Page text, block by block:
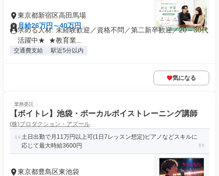
東京都新宿区高田馬場
月給26万円～40万円
求める人材: 未経験歓迎／資格不問／第二新卒歓迎／20～30代
活躍中★ ㅤ ★教育業...
交通費支給 駅近5分以内
気になる
業務委託
【ボイトレ】池袋・ボーカルボイストレーニング講師
(株)プロダクション・アズール
土日出勤で月11万円以上可(1日7レッスン想定)ピアノなどスキルに
応じて最大時給3600円
東京都豊島区東池袋